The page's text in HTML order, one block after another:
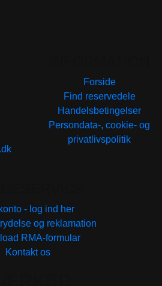
Forside
Find reservedele
Handelsbetingelser
Persondata-, cookie- og
privatlivspolitik
- log ind her
og reklamation
RMA-formular
Kontakt os